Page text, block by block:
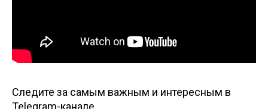
Следите за самым важным и интересным в
Telegram-канале